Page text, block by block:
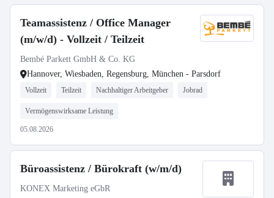
Teamassistenz / Office Manager
(m/w/d) - Vollzeit / Teilzeit
Bembé Parkett GmbH & Co. KG
Hannover, Wiesbaden, Regensburg, München - Parsdorf
Vollzeit Teilzeit Nachhaltiger Arbeitgeber Jobrad
Vermögenswirksame Leistung
05.08.2026
Büroassistenz / Bürokraft (w/m/d)
KONEX Marketing eGbR